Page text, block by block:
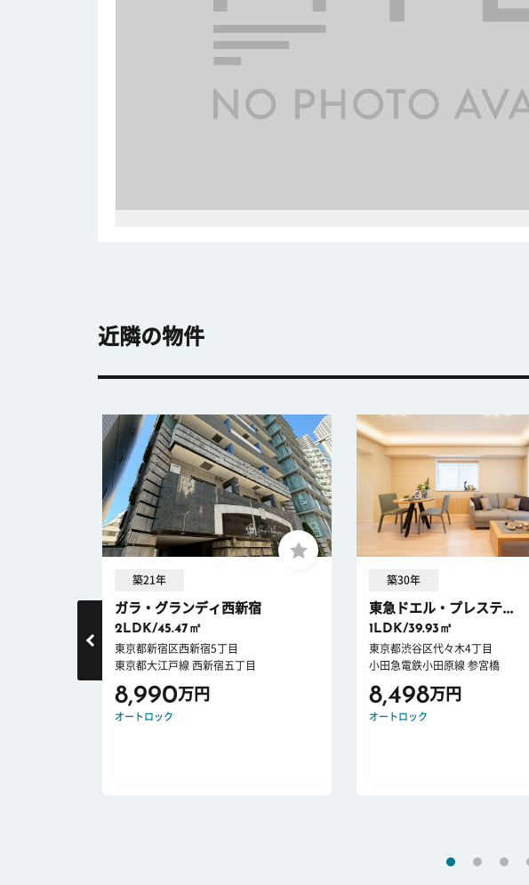
近隣の物件
築21年
ガラ・グランディ西新宿
2LDK/45.47㎡
東京都新宿区西新宿5丁目
東京都大江戸線 西新宿五丁目
8,990万円
オートロック
築30年
東急ドエル・プレステ...
1LDK/39.93㎡
東京都渋谷区代々木4丁目
小田急電鉄小田原線 参宮橋
8,498万円
オートロック